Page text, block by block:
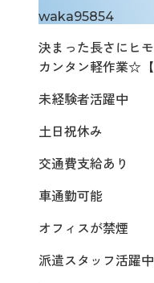
waka95854
決まった長さにヒ
カンタン軽作業☆
未経験者活躍中
土日祝休み
交通費支給あり
車通勤可能
オフィスが禁煙
派遣スタッフ活躍中